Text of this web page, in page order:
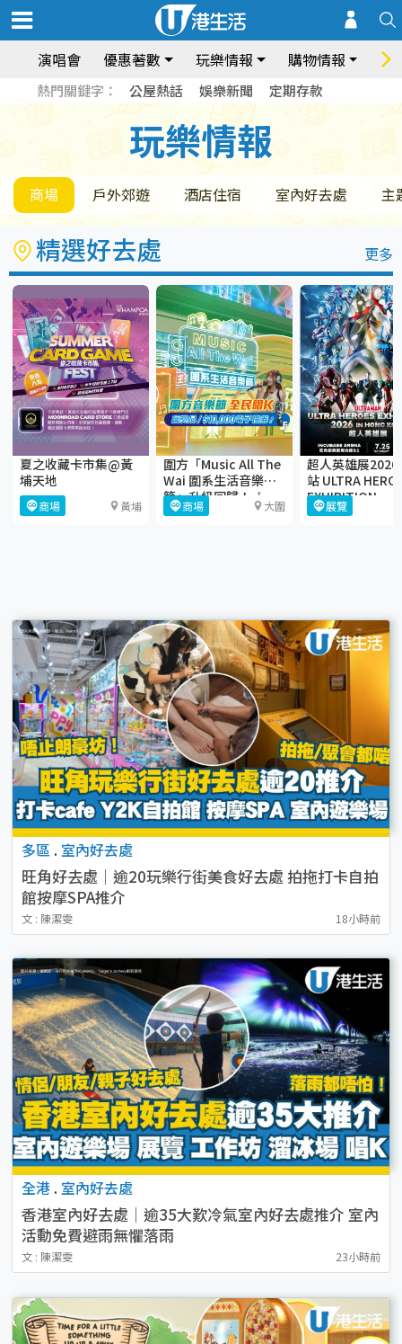
演唱會 優惠著數 玩樂情報 購物情報 飲
熱門關鍵字： 公屋熱話 娛樂新聞 定期存款
玩樂情報
玩樂情報
商場 戶外郊遊 酒店住宿 室內好去處 主
精選好去處 更多
夏之收藏卡市集@黃
埔天地
商場 黃埔
圍方「Music All The
Wai 圍系生活音樂
節」升級回歸！🎶
商場 大圍
超人英雄展2026
站 ULTRA
EXHIBITION
展覽
多區 . 室內好去處
旺角好去處｜逾20玩樂行街美食好去處 拍拖打卡自拍
館按摩SPA推介
文 : 陳潔雯 18小時前
全港 . 室內好去處
香港室內好去處｜逾35大歎冷氣室內好去處推介 室內
活動免費避雨無懼落雨
文 : 陳潔雯 23小時前